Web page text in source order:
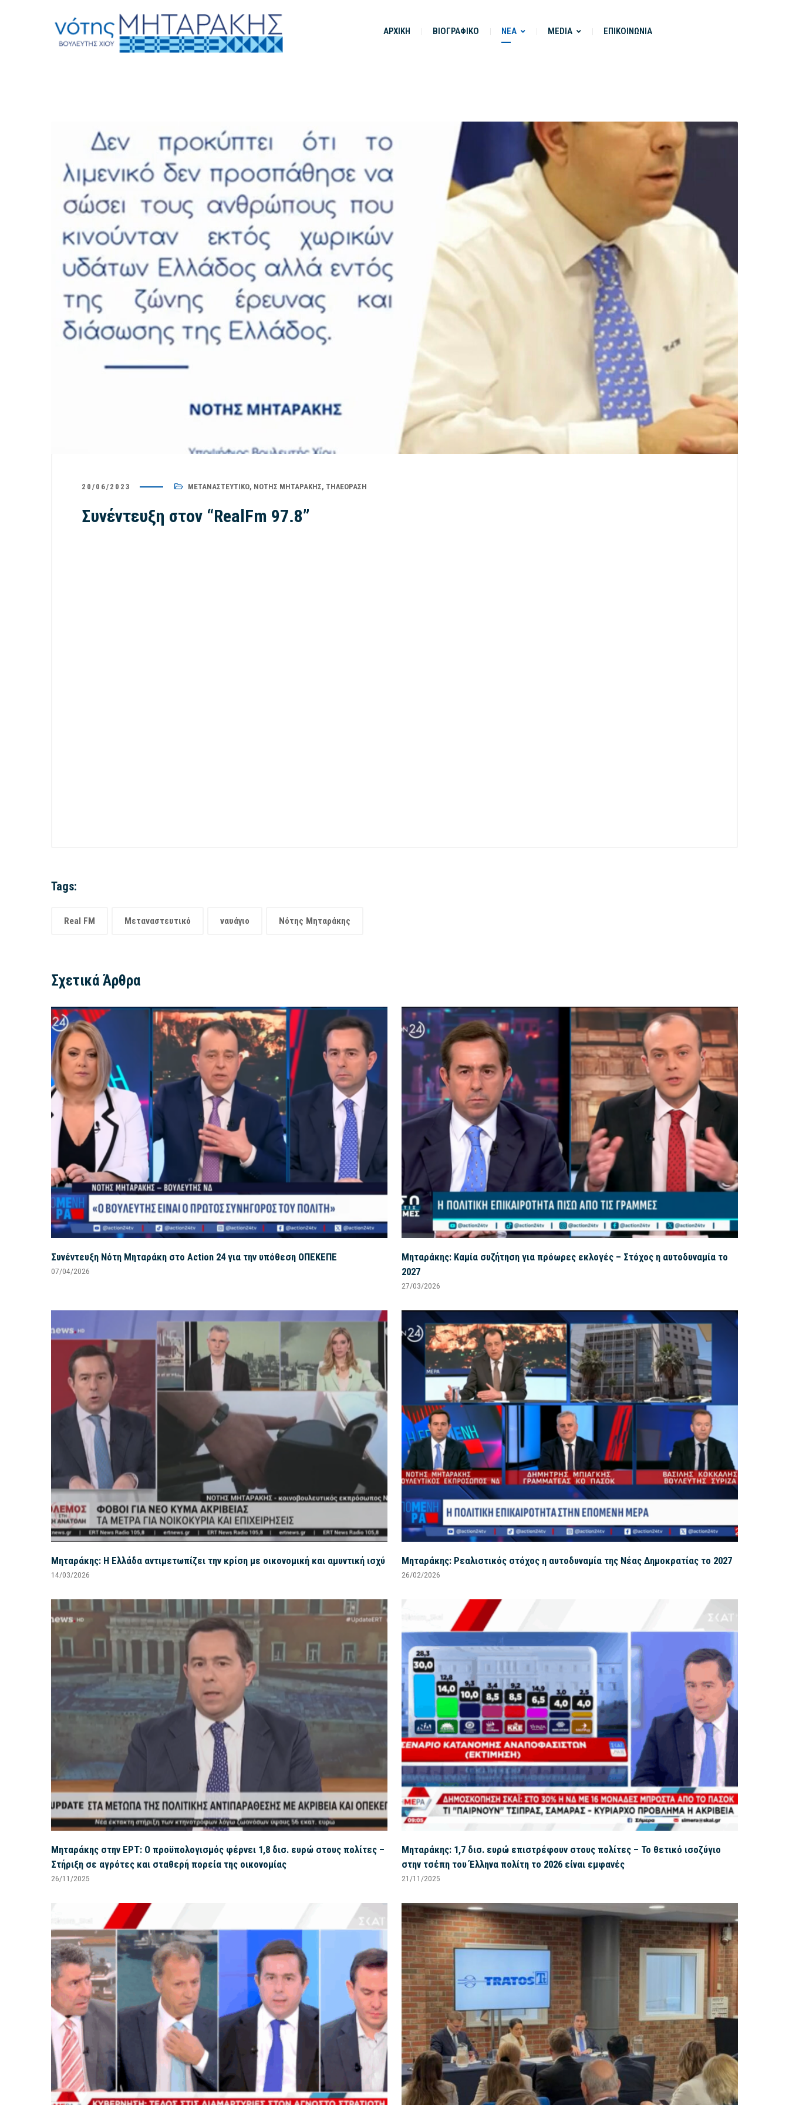
ΑΡΧΙΚΗ ΒΙΟΓΡΑΦΙΚΟ ΝΕΑ MEDIA ΕΠΙΚΟΙΝΩΝΙΑ
20/06/2023 ΜΕΤΑΝΑΣΤΕΥΤΙΚΌ, ΝΌΤΗΣ ΜΗΤΑΡΆΚΗΣ, ΤΗΛΕΌΡΑΣΗ
Συνέντευξη στον “RealFm 97.8”
Tags:
Real FM Μεταναστευτικό ναυάγιο Νότης Μηταράκης
Σχετικά Άρθρα
Συνέντευξη Νότη Μηταράκη στο Action 24 για την υπόθεση ΟΠΕΚΕΠΕ
07/04/2026
Μηταράκης: Καμία συζήτηση για πρόωρες εκλογές – Στόχος η αυτοδυναμία το
2027
27/03/2026
Μηταράκης: Η Ελλάδα αντιμετωπίζει την κρίση με οικονομική και αμυντική ισχύ
14/03/2026
Μηταράκης: Ρεαλιστικός στόχος η αυτοδυναμία της Νέας Δημοκρατίας το 2027
26/02/2026
Μηταράκης στην ΕΡΤ: Ο προϋπολογισμός φέρνει 1,8 δισ. ευρώ στους πολίτες –
Στήριξη σε αγρότες και σταθερή πορεία της οικονομίας
26/11/2025
Μηταράκης: 1,7 δισ. ευρώ επιστρέφουν στους πολίτες – Το θετικό ισοζύγιο
στην τσέπη του Έλληνα πολίτη το 2026 είναι εμφανές
21/11/2025